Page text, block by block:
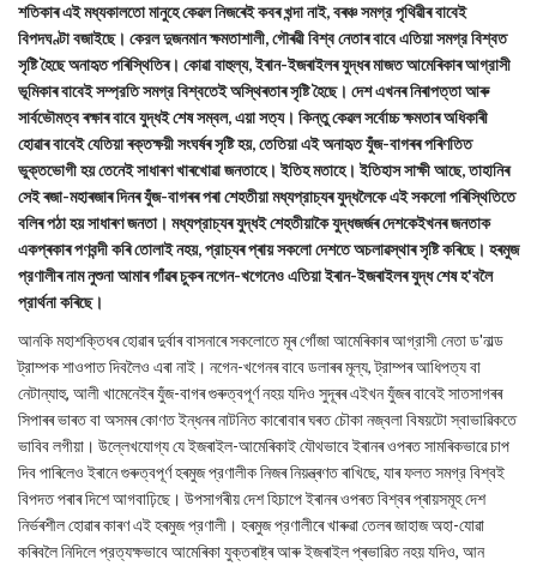
শতিকাৰ এই মধ্যকালতো মানুহে কেৱল নিজৰেই কবৰ খন্দা নাই, বৰঞ্চ সমগ্র পৃথিৱীৰ বাবেই
বিপদঘণ্টা বজাইছে। কেরল দুজনমান ক্ষমতাশালী, গৌৰৱী বিশ্ব নেতাৰ বাবে এতিয়া সমগ্র বিশ্বত
সৃষ্টি হৈছে অনাহৃত পৰিস্থিতিৰ। কোৱা বাহুল্য, ইৰান-ইজৰাইলৰ যুদ্ধৰ মাজত আমেৰিকাৰ আগ্রাসী
ভূমিকাৰ বাবেই সম্প্রতি সমগ্র বিশ্বতেই অস্থিৰতাৰ সৃষ্টি হৈছে। দেশ এখনৰ নিৰাপত্তা আৰু
সাৰ্বভৌমত্ব ৰক্ষাৰ বাবে যুদ্ধই শেষ সম্বল, এয়া সত্য। কিন্তু কেৱল সর্বোচ্চ ক্ষমতাৰ অধিকাৰী
হোৱাৰ বাবেই যেতিয়া ৰক্তক্ষয়ী সংঘৰ্ষৰ সৃষ্টি হয়, তেতিয়া এই অনাহৃত যুঁজ-বাগৰৰ পৰিণতিত
ভুক্তভোগী হয় তেনেই সাধাৰণ খাৰখোৱা জনতাহে। ইতিহ মতাহে। ইতিহাস সাক্ষী আছে, তাহানিৰ
সেই ৰজা-মহাৰজাৰ দিনৰ যুঁজ-বাগৰৰ পৰা শেহতীয়া মধ্যপ্রাচ্যৰ যুদ্ধলৈকে এই সকলো পৰিস্থিতিতে
বলিৰ পঠা হয় সাধাৰণ জনতা। মধ্যপ্রাচ্যৰ যুদ্ধই শেহতীয়াকৈ যুদ্ধজৰ্জৰ দেশকেইখনৰ জনতাক
একপ্ৰকাৰ পণবন্দী কৰি তোলাই নহয়, প্রাচ্যৰ প্ৰায় সকলো দেশতে অচলাৱস্থাৰ সৃষ্টি কৰিছে। হৰমুজ
প্রণালীৰ নাম নুশুনা আমাৰ গাঁৱৰ চুকৰ নগেন-খগেনেও এতিয়া ইৰান-ইজৰাইলৰ যুদ্ধ শেষ হ'বলৈ
প্রার্থনা কৰিছে।
আনকি মহাশক্তিধৰ হোৱাৰ দুৰ্বাৰ বাসনাৰে সকলোতে মূৰ গোঁজা আমেৰিকাৰ আগ্রাসী নেতা ড'নাল্ড
ট্রাম্পক শাওপাত দিবলৈও এৰা নাই। নগেন-খগেনৰ বাবে ডলাৰৰ মূল্য, ট্রাম্পৰ আধিপত্য বা
নেটান্যাহু, আলী খামেনেইৰ যুঁজ-বাগৰ গুৰুত্বপূৰ্ণ নহয় যদিও সুদূৰৰ এইখন যুঁজৰ বাবেই সাতসাগৰৰ
সিপাৰৰ ভাৰত বা অসমৰ কোণত ইন্ধনৰ নাটনিত কাৰোবাৰ ঘৰত চৌকা নজ্বলা বিষয়টো স্বাভাৱিকতে
ভাবিব লগীয়া। উল্লেখযোগ্য যে ইজৰাইল-আমেৰিকাই যৌথভাবে ইৰানৰ ওপৰত সামৰিকভাৱে চাপ
দিব পাৰিলেও ইৰানে গুৰুত্বপূৰ্ণ হৰমুজ প্রণালীক নিজৰ নিয়ন্ত্ৰণত ৰাখিছে, যাৰ ফলত সমগ্র বিশ্বই
বিপদত পৰাৰ দিশে আগবাঢ়িছে। উপসাগৰীয় দেশ হিচাপে ইৰানৰ ওপৰত বিশ্বৰ প্ৰায়সমূহ দেশ
নিৰ্ভৰশীল হোৱাৰ কাৰণ এই হৰমুজ প্রণালী। হৰমুজ প্রণালীৰে খাৰুৱা তেলৰ জাহাজ অহা-যোৱা
কৰিবলৈ নিদিলে প্রত্যক্ষভাবে আমেৰিকা যুক্তৰাষ্ট্ৰ আৰু ইজৰাইল প্ৰভাৱিত নহয় যদিও, আন